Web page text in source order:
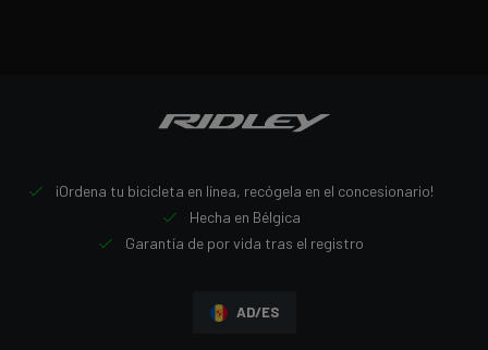
¡Ordena tu bicicleta en línea, recógela en el concesionario!
Hecha en Bélgica
Garantía de por vida tras el registro
AD/ES